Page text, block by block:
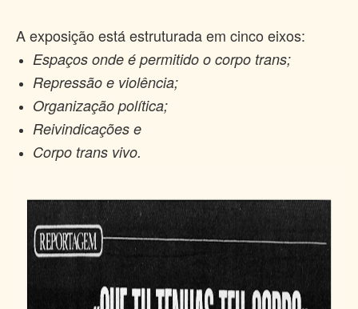
A exposição está estruturada em cinco eixos:
Espaços onde é permitido o corpo trans;
Repressão e violência;
Organização política;
Reivindicações e
Corpo trans vivo.